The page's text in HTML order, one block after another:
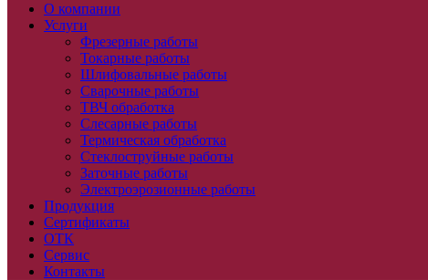
О компании
Услуги
Фрезерные работы
Токарные работы
Шлифовальные работы
Сварочные работы
ТВЧ обработка
Слесарные работы
Термическая обработка
Стеклоструйные работы
Заточные работы
Электроэрозионные работы
Продукция
Сертификаты
ОТК
Сервис
Контакты